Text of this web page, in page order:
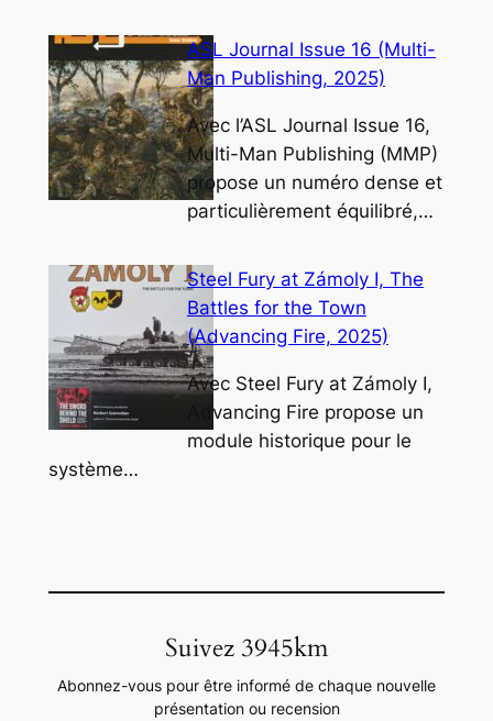
ASL Journal Issue 16 (Multi-
Man Publishing, 2025)
Avec l’ASL Journal Issue 16,
Multi-Man Publishing (MMP)
propose un numéro dense et
particulièrement équilibré,…
Steel Fury at Zámoly I, The
Battles for the Town
(Advancing Fire, 2025)
Avec Steel Fury at Zámoly I,
Advancing Fire propose un
module historique pour le
système…
Suivez 3945km
Abonnez-vous pour être informé de chaque nouvelle
présentation ou recension